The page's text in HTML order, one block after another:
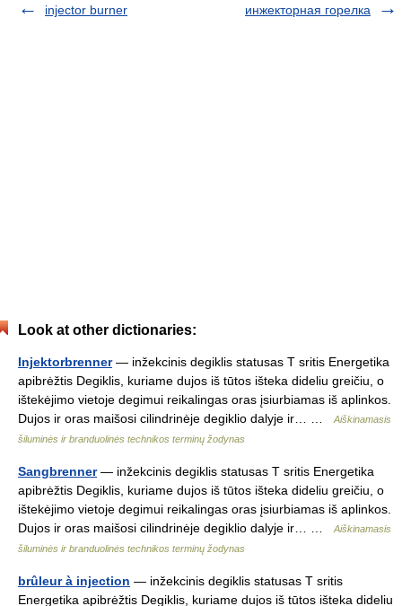
injector burner
инжекторная горелка
Look at other dictionaries:
Injektorbrenner— inžekcinis degiklis statusas T sritis Energetika
apibrėžtis Degiklis, kuriame dujos iš tūtos išteka dideliu greičiu, o
ištekėjimo vietoje degimui reikalingas oras įsiurbiamas iš aplinkos.
Dujos ir oras maišosi cilindrinėje degiklio dalyje ir… …
Aiškinamasis
šiluminės ir branduolinės technikos terminų žodynas
Sangbrenner— inžekcinis degiklis statusas T sritis Energetika
apibrėžtis Degiklis, kuriame dujos iš tūtos išteka dideliu greičiu, o
ištekėjimo vietoje degimui reikalingas oras įsiurbiamas iš aplinkos.
Dujos ir oras maišosi cilindrinėje degiklio dalyje ir… …
Aiškinamasis
šiluminės ir branduolinės technikos terminų žodynas
brûleur à injection — inžekcinis degiklis statusas T sritis
Energetika apibrėžtis Degiklis, kuriame dujos iš tūtos išteka dideliu